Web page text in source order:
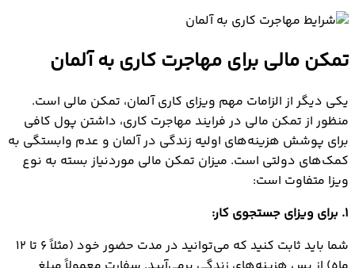
تمکن مالی برای مهاجرت کاری به آلمان
یکی دیگر از الزامات مهم ویزای کاری آلمان، تمکن مالی است.
منظور از تمکن مالی در فرایند مهاجرت کاری، داشتن پول کافی
برای پوشش هزینه‌های اولیه زندگی در آلمان و عدم وابستگی به
کمک‌های دولتی است. میزان تمکن مالی موردنیاز بسته به نوع
ویزا متفاوت است:
1. برای ویزای جستجوی کار:
شما باید ثابت کنید که می‌توانید در مدت حضور خود (مثلاً ۶ تا ۱۲